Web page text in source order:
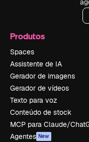
Produtos
Spaces
Assistente de IA
Gerador de imagens
Gerador de vídeos
Texto para voz
Conteúdo de stock
MCP para Claude/
Agentes New